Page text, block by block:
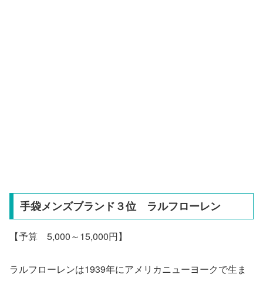
手袋メンズブランド３位 ラルフローレン
【予算 5,000～15,000円】
ラルフローレンは1939年にアメリカニューヨークで生ま